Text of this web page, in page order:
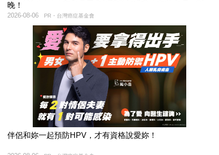
晚！
PR・台灣癌症基金會
2026-08-06
伴侶和妳一起預防HPV，才有資格說愛妳！